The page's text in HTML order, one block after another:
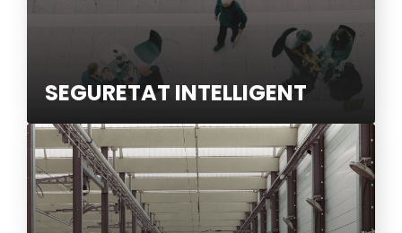
SEGURETAT INTELLIGENT